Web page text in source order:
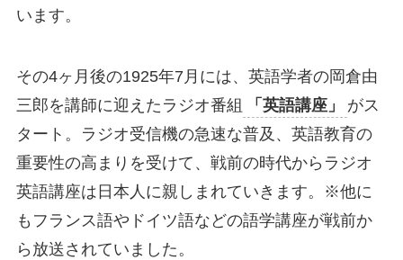
います。
その4ヶ月後の1925年7月には、英語学者の岡倉由
三郎を講師に迎えたラジオ番組
「英語講座」
がス
タート。ラジオ受信機の急速な普及、英語教育の
重要性の高まりを受けて、戦前の時代からラジオ
英語講座は日本人に親しまれていきます。※他に
もフランス語やドイツ語などの語学講座が戦前か
ら放送されていました。